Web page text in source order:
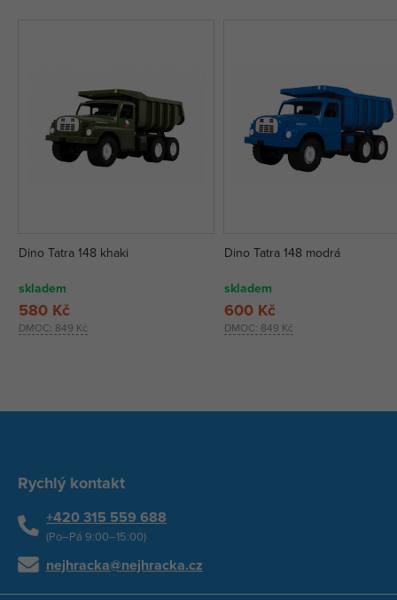
Dino Tatra 148 khaki
skladem
DMOC: 849 Kč
580 Kč
Dino Tatra 148 modrá
skladem
DMOC: 849 Kč
600 Kč
Rychlý kontakt
+420 315 559 688
(Po–Pá 9:00–15:00)
nejhracka@nejhracka.cz